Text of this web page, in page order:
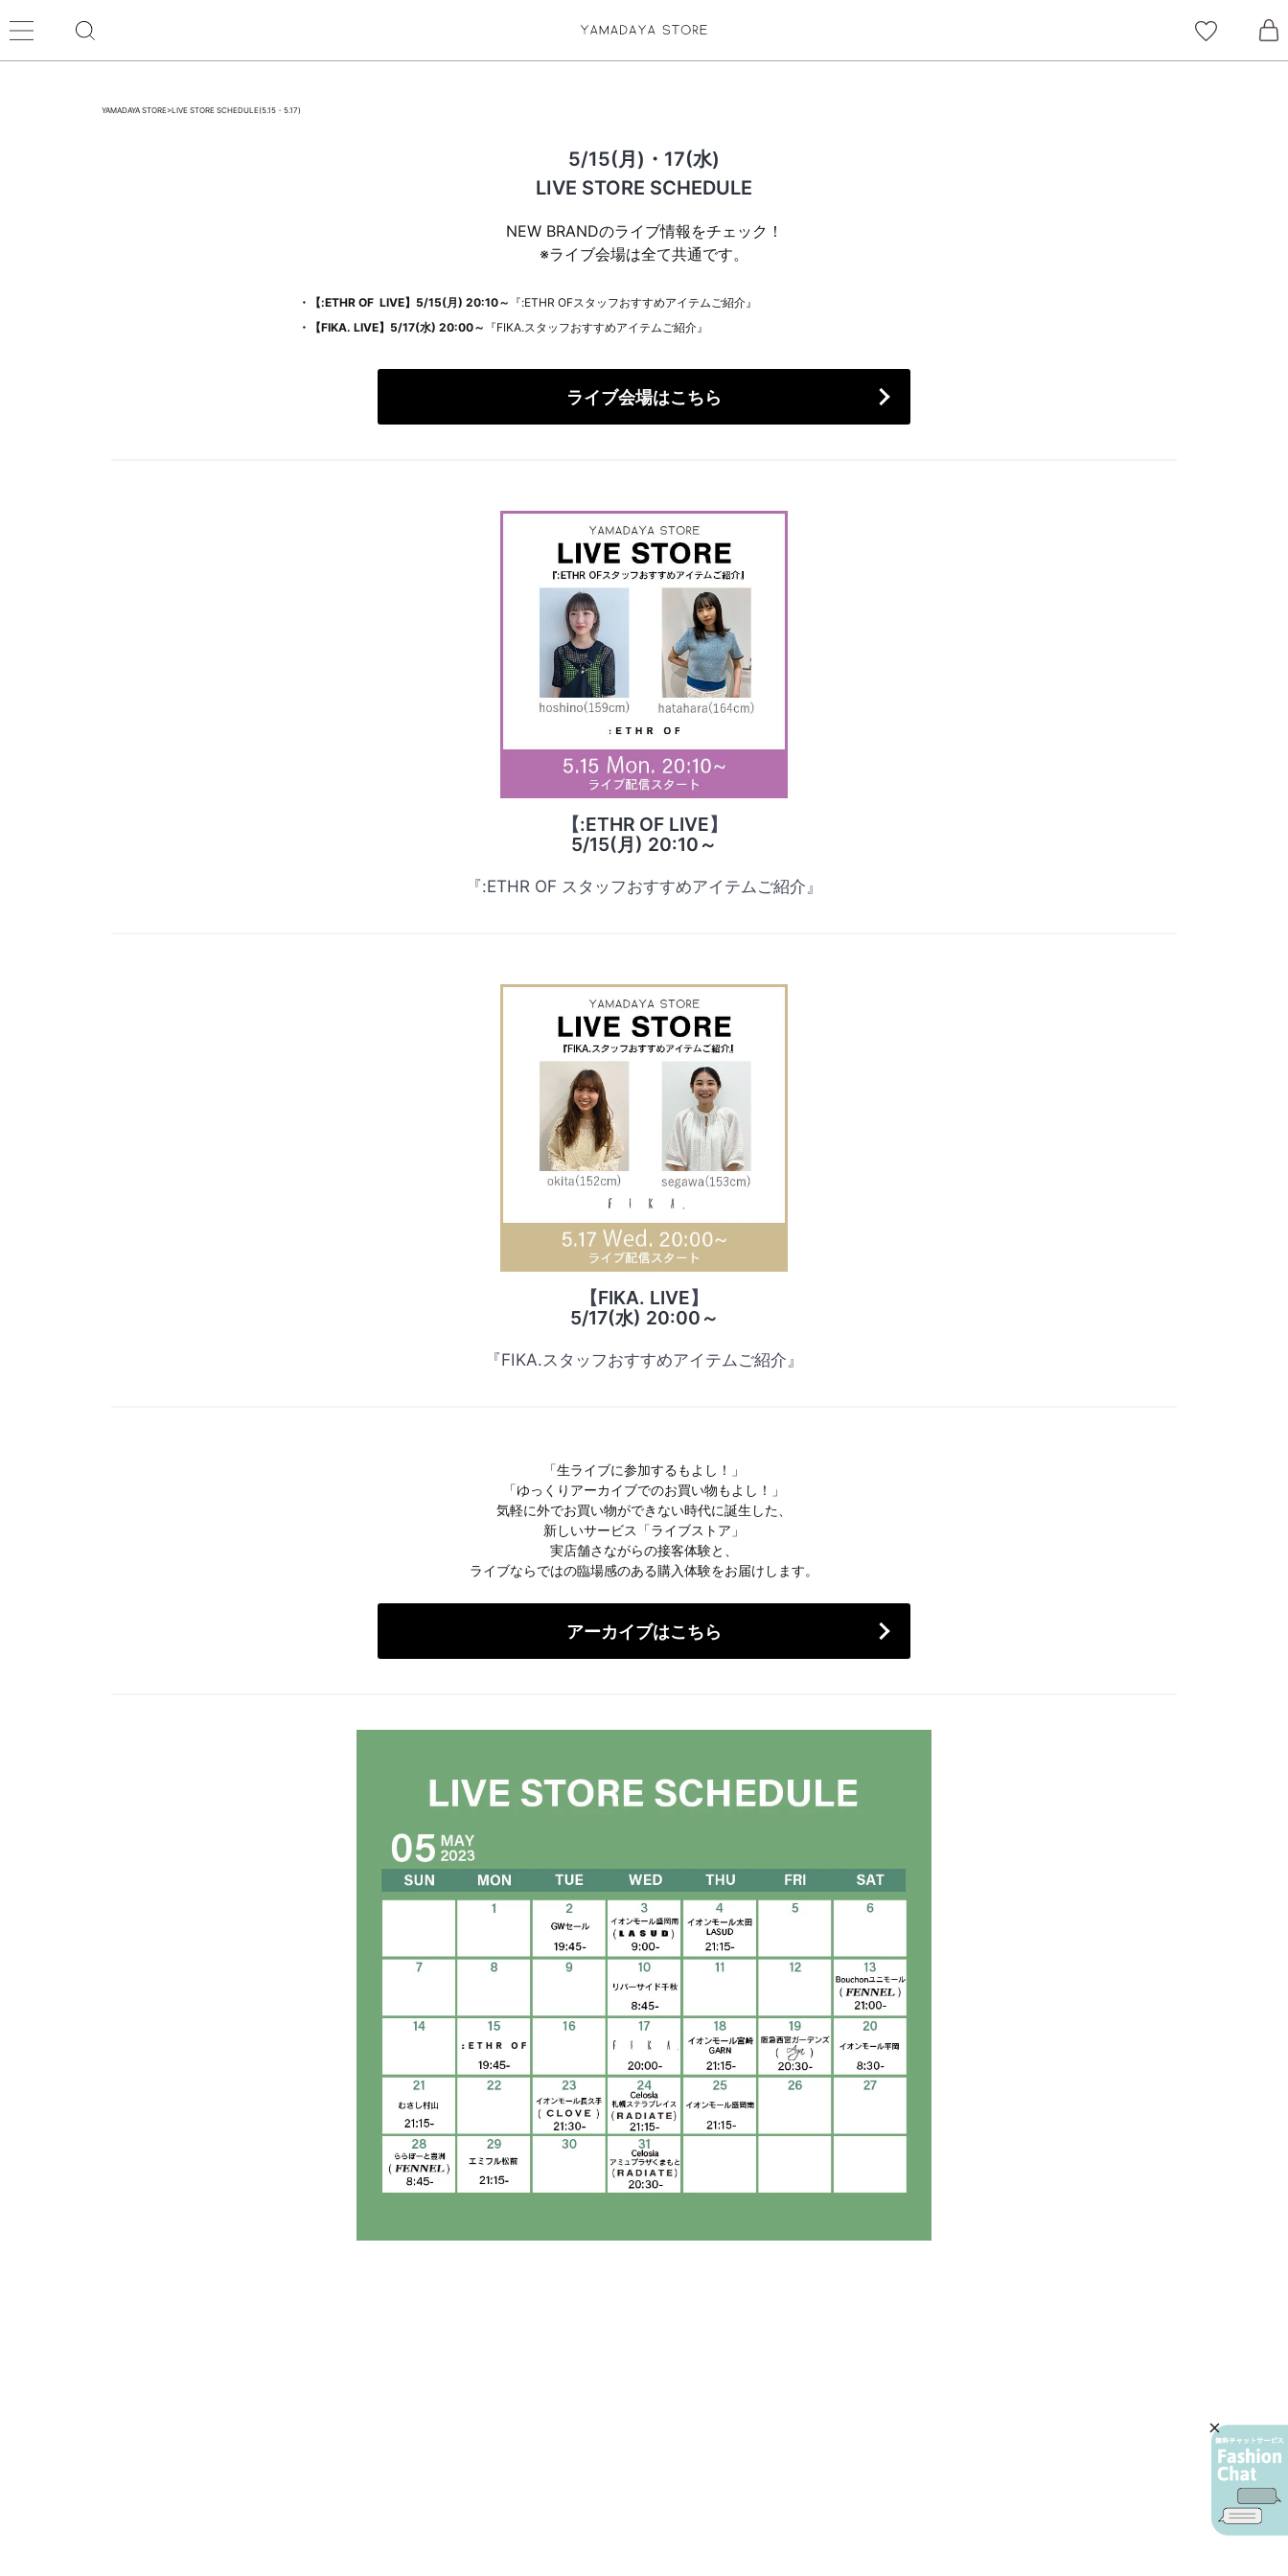
YAMADAYA STORE>LIVE STORE SCHEDULE(5.15・5.17)
5/15(月)・17(水)
LIVE STORE SCHEDULE
NEW BRANDのライブ情報をチェック！
※ライブ会場は全て共通です。
・【:ETHR OF LIVE】5/15(月) 20:10～ 『:ETHR OFスタッフおすすめアイテムご紹介』
・【FIKA. LIVE】5/17(水) 20:00～ 『FIKA.スタッフおすすめアイテムご紹介』
ライブ会場はこちら
【:ETHR OF LIVE】
5/15(月) 20:10～
『:ETHR OF スタッフおすすめアイテムご紹介』
【FIKA. LIVE】
5/17(水) 20:00～
『FIKA.スタッフおすすめアイテムご紹介』
「生ライブに参加するもよし！」
「ゆっくりアーカイブでのお買い物もよし！」
気軽に外でお買い物ができない時代に誕生した、
新しいサービス「ライブストア」
実店舗さながらの接客体験と、
ライブならではの臨場感のある購入体験をお届けします。
アーカイブはこちら